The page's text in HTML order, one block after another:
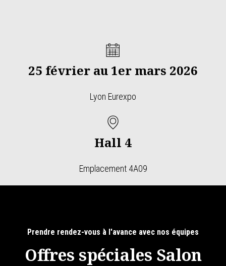
25 février au 1er mars 2026
Lyon Eurexpo
Hall 4
Emplacement 4A09
Prendre rendez-vous à l'avance avec nos équipes
Offres spéciales Salon